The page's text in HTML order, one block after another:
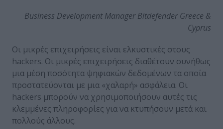
Business Development Manager Bitdefender Greece &
Cyprus
Οι μικρές επιχειρήσεις είναι ελκυστικές στους
hackers. Οι μικρές επιχειρήσεις διαθέτουν συνήθως
μια μέση ποσότητα ψηφιακών δεδομένων τα οποία
προστατεύονται με μια «χαλαρή» ασφάλεια. Οι
hackers μπορούν να χρησιμοποιήσουν αυτές τις
κλεμμένες πληροφορίες για να κτυπήσουν μετά και
πολλούς άλλους.